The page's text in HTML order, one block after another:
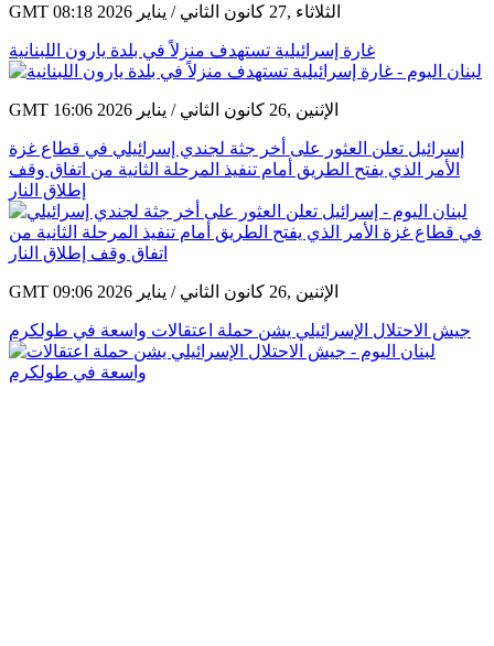
GMT 08:18 2026 الثلاثاء ,27 كانون الثاني / يناير
غارة إسرائيلية تستهدف منزلاً في بلدة يارون اللبنانية
GMT 16:06 2026 الإثنين ,26 كانون الثاني / يناير
إسرائيل تعلن العثور على أخر جثة لجندي إسرائيلي في قطاع غزة
الأمر الذي يفتح الطريق أمام تنفيذ المرحلة الثانية من اتفاق وقف
إطلاق النار
GMT 09:06 2026 الإثنين ,26 كانون الثاني / يناير
جيش الاحتلال الإسرائيلي يشن حملة اعتقالات واسعة في طولكرم